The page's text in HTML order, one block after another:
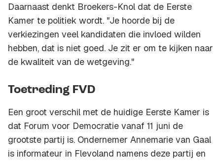
Daarnaast denkt Broekers-Knol dat de Eerste
Kamer te politiek wordt. "Je hoorde bij de
verkiezingen veel kandidaten die invloed wilden
hebben, dat is niet goed. Je zit er om te kijken naar
de kwaliteit van de wetgeving."
Toetreding FVD
Een groot verschil met de huidige Eerste Kamer is
dat Forum voor Democratie vanaf 11 juni de
grootste partij is. Ondernemer Annemarie van Gaal
is informateur in Flevoland namens deze partij en